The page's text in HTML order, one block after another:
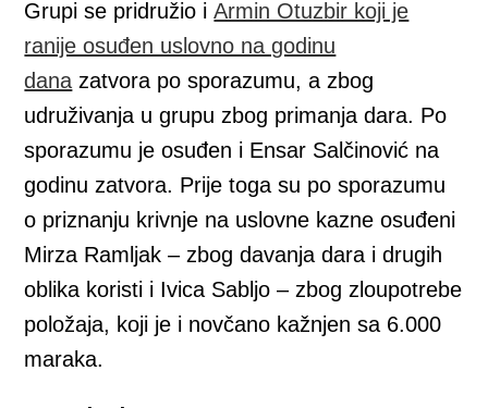
Grupi se pridružio iArmin Otuzbir koji je
ranije osuđen uslovno na godinu
dana zatvora po sporazumu, a zbog
udruživanja u grupu zbog primanja dara. Po
sporazumu je osuđen i Ensar Salčinović na
godinu zatvora. Prije toga su po sporazumu
o priznanju krivnje na uslovne kazne osuđeni
Mirza Ramljak – zbog davanja dara i drugih
oblika koristi i Ivica Sabljo – zbog zloupotrebe
položaja, koji je i novčano kažnjen sa 6.000
maraka.